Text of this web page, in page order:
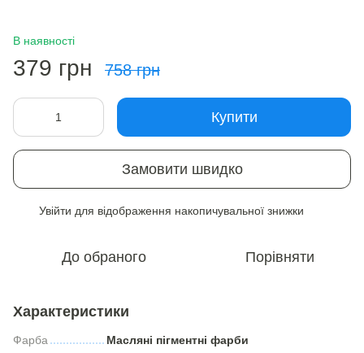
В наявності
379 грн 758 грн
Купити
Замовити швидко
Увійти для відображення накопичувальної знижки
До обраного Порівняти
Характеристики
Фарба Масляні пігментні фарби